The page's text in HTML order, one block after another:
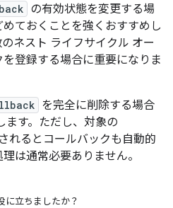
の有効状態を変更する場
ておくことを強くおすすめし
ネスト ライフサイクル オー
登録する場合に重要になりま
を完全に削除する場合
ます。ただし、対象の
されるとコールバックも自動的
は通常必要ありません。
に立ちましたか？